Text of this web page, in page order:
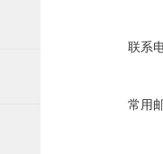
联系
常用